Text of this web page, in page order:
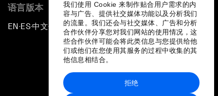
我们使用 Cookie 来制作贴合用户需求的内
容与广告、提供社交媒体功能以及分析我们
的流量。我们还会与社交媒体、广告和分析
合作伙伴分享您对我们网站的使用情况，这
些合作伙伴可能会将此类信息与您提供给他
们或他们在您使用其服务的过程中收集的其
他信息相结合。
拒绝
语言版本
EN ▪ES▪中文▪ 日本語